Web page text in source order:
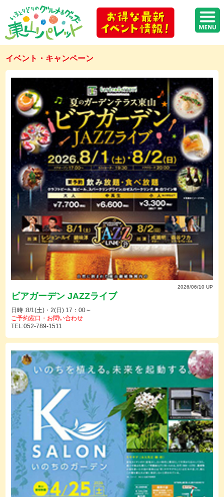
イベント・キャンペーン
2026/06/10 UP
ビアガーデン JAZZライブ
日時 :8/1(土)・2(日) 17：00～
ご予約窓口・お問い合わせ
TEL:052-789-1511